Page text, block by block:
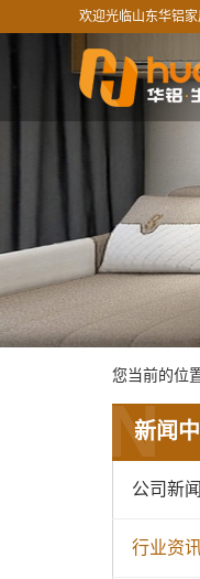
欢迎光临山东华铝家
您当前的位
新闻
N
公司新闻
行业资